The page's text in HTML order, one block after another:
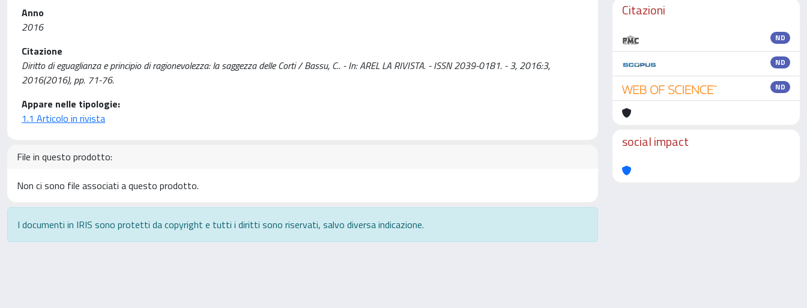
Anno
2016
Citazione
Diritto di eguaglianza e principio di ragionevolezza: la saggezza delle Corti / Bassu, C.. - In: AREL LA RIVISTA. - ISSN 2039-0181. - 3, 2016:3,
2016(2016), pp. 71-76.
Appare nelle tipologie:
1.1 Articolo in rivista
File in questo prodotto:
Non ci sono file associati a questo prodotto.
I documenti in IRIS sono protetti da copyright e tutti i diritti sono riservati, salvo diversa indicazione.
Citazioni
ND
ND
ND
social impact